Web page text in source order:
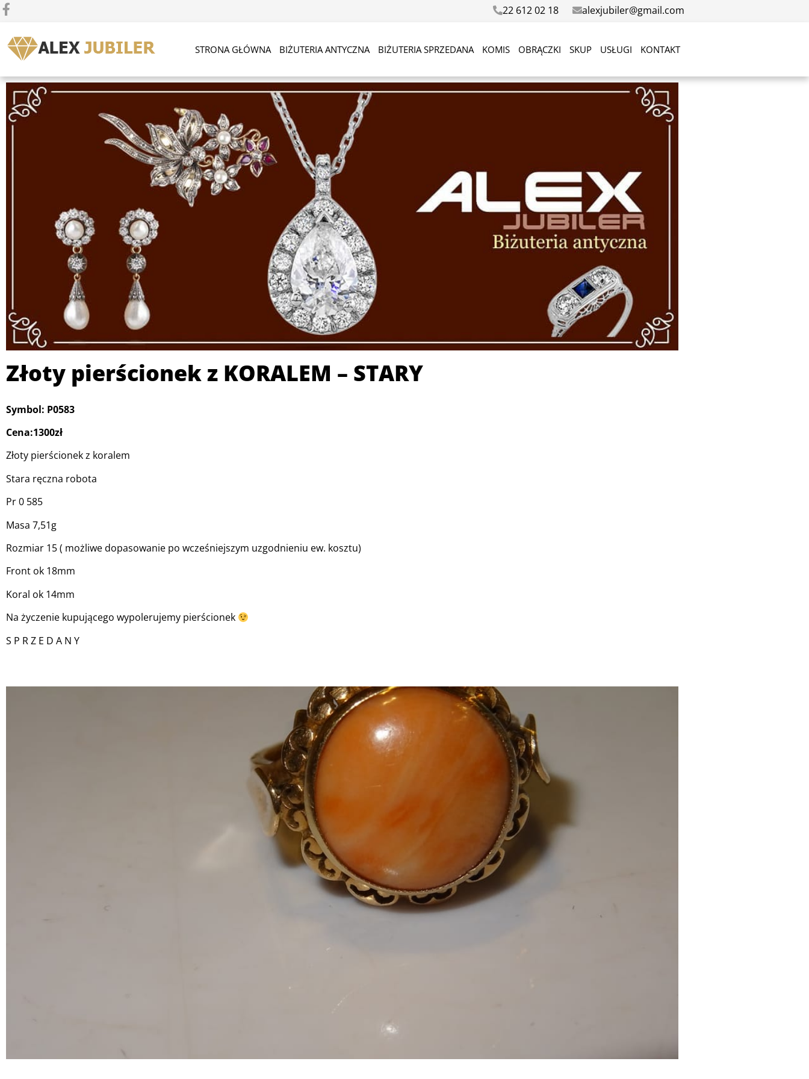
22 612 02 18 alexjubiler@gmail.com
STRONA GŁÓWNA BIŻUTERIA ANTYCZNA BIŻUTERIA SPRZEDANA KOMIS OBRĄCZKI SKUP USŁUGI KONTAKT
Złoty pierścionek z KORALEM – STARY
Symbol: P0583
Cena:1300zł
Złoty pierścionek z koralem
Stara ręczna robota
Pr 0 585
Masa 7,51g
Rozmiar 15 ( możliwe dopasowanie po wcześniejszym uzgodnieniu ew. kosztu)
Front ok 18mm
Koral ok 14mm
Na życzenie kupującego wypolerujemy pierścionek
S P R Z E D A N Y